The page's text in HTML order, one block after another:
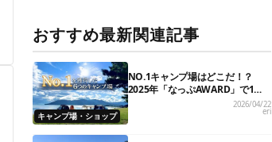
おすすめ最新関連記事
キャンプ場・ショップ
NO.1キャンプ場はどこだ！？
2025年「なっぷAWARD」で1位
を獲得した人気6施設を大発表
2026/04/22
eri